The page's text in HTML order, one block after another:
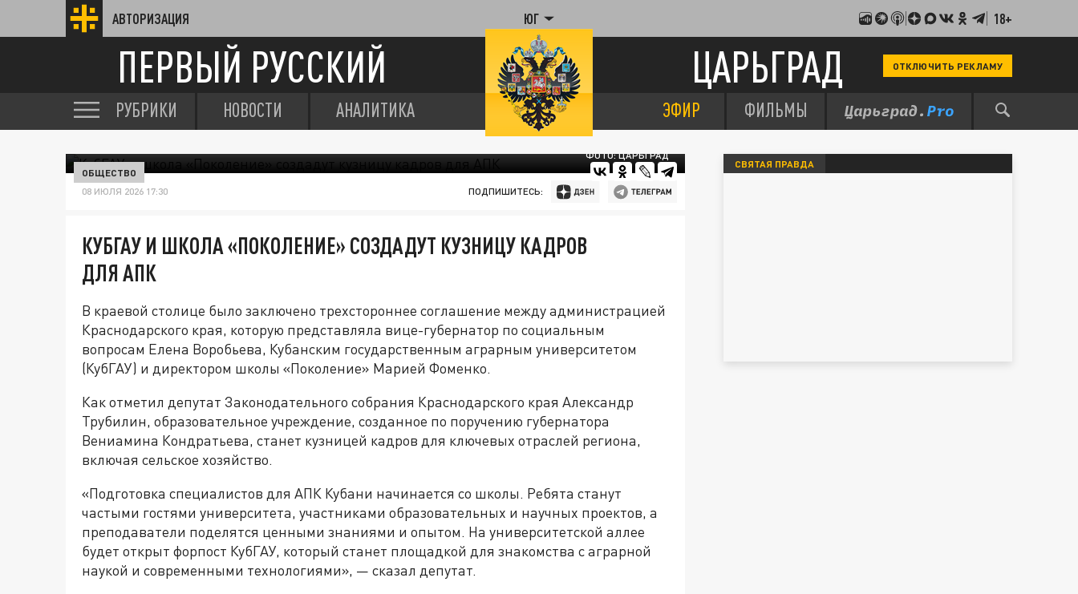
АВТОРИЗАЦИЯ ЮГ 18+
ПЕРВЫЙ РУССКИЙ ЦАРЬГРАД ОТКЛЮЧИТЬ РЕКЛАМУ
РУБРИКИ НОВОСТИ АНАЛИТИКА ЭФИР ФИЛЬМЫ
ФОТО: ЦАРЬГРАД
ОБЩЕСТВО
08 ИЮЛЯ 2026 17:30 ПОДПИШИТЕСЬ:
КУБГАУ И ШКОЛА «ПОКОЛЕНИЕ» СОЗДАДУТ КУЗНИЦУ КАДРОВ
ДЛЯ АПК
В краевой столице было заключено трехстороннее соглашение между администрацией
Краснодарского края, которую представляла вице-губернатор по социальным
вопросам Елена Воробьева, Кубанским государственным аграрным университетом
(КубГАУ) и директором школы «Поколение» Марией Фоменко.
Как отметил депутат Законодательного собрания Краснодарского края Александр
Трубилин, образовательное учреждение, созданное по поручению губернатора
Вениамина Кондратьева, станет кузницей кадров для ключевых отраслей региона,
включая сельское хозяйство.
«Подготовка специалистов для АПК Кубани начинается со школы. Ребята станут
частыми гостями университета, участниками образовательных и научных проектов, а
преподаватели поделятся ценными знаниями и опытом. На университетской аллее
будет открыт форпост КубГАУ, который станет площадкой для знакомства с аграрной
наукой и современными технологиями», — сказал депутат.
СВЯТАЯ ПРАВДА